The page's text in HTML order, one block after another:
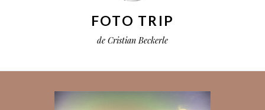
FOTO TRIP
de Cristian Beckerle